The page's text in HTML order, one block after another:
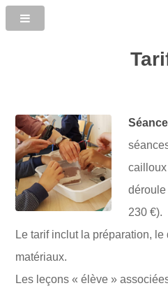
déroule
230 €).
Le tarif inclut la préparation,
matériaux.
Les leçons « élève »